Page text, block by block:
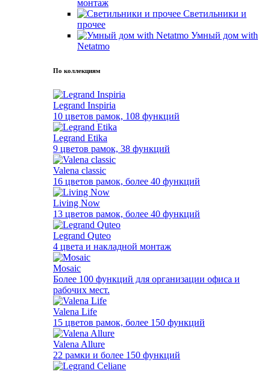
монтаж
Светильники и
прочее
Умный дом with
Netatmo
По коллекциям
Legrand Inspiria
10 цветов рамок, 108 функций
Legrand Etika
9 цветов рамок, 38 функций
Valena classic
16 цветов рамок, более 40 функций
Living Now
13 цветов рамок, более 40 функций
Legrand Quteo
4 цвета и накладной монтаж
Mosaic
Более 100 функций для организации офиса и
рабочих мест.
Valena Life
15 цветов рамок, более 150 функций
Valena Allure
22 рамки и более 150 функций